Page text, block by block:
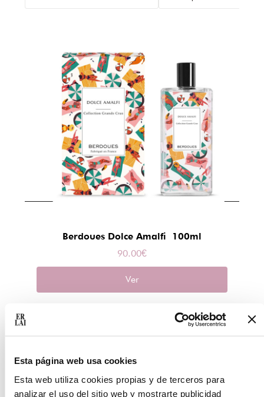
Esta página web usa cookies
Esta web utiliza cookies propias y de terceros para
analizar el uso del sitio web y mostrarte publicidad
Berdoues Dolce Amalfi 100ml
90.00€
Ver